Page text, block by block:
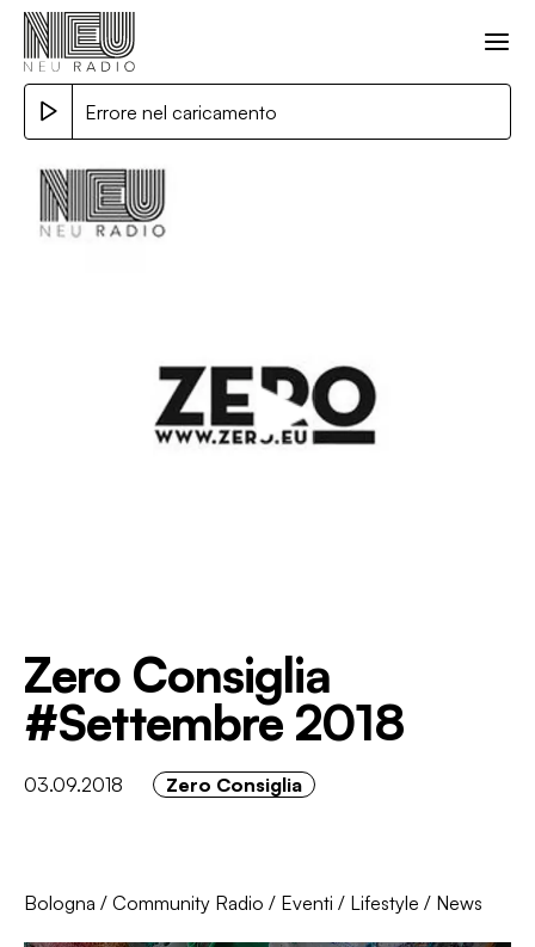
Errore nel caricamento
Zero Consiglia
#Settembre 2018
03.09.2018 Zero Consiglia
Bologna / Community Radio / Eventi / Lifestyle / News